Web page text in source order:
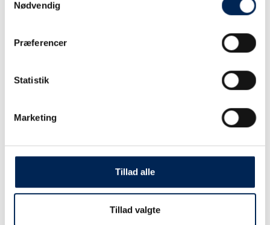
Nødvendig
Præferencer
Statistik
Marketing
Tillad alle
Tillad valgte
tjekke vores hjemmeside eller ringe til os.